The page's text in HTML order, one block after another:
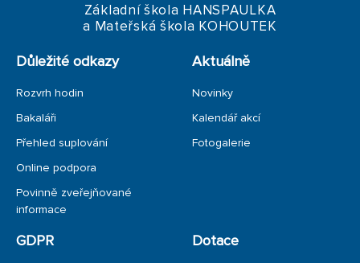
Základní škola HANSPAULKA
a Mateřská škola KOHOUTEK
Důležité odkazy
Rozvrh hodin
Bakaláři
Přehled suplování
Online podpora
Povinně zveřejňované
informace
Aktuálně
Novinky
Kalendář akcí
Fotogalerie
GDPR Dotace